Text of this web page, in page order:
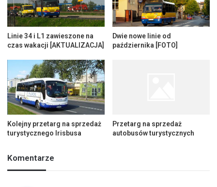
Linie 34 i L1 zawieszone na
czas wakacji [AKTUALIZACJA]
Dwie nowe linie od
października [FOTO]
Kolejny przetarg na sprzedaż
turystycznego Irisbusa
Przetarg na sprzedaż
autobusów turystycznych
Komentarze